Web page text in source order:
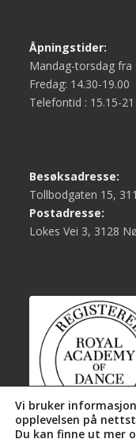
Åpningstider:
Mandag-torsdag fra
Fredag: 14.30-19.00
Telefontid : 15.15-
Besøksadresse:
Tollbodgaten 15,
Postadresse:
Lokes Vei 3, 3128
Vi bruker
opplevelsen på
Du kan finne ut mer